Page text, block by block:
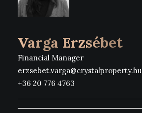
Varga Erzsébet
Financial Manager
erzsebet.varga@crystalproperty.hu
+36 20 776 4763